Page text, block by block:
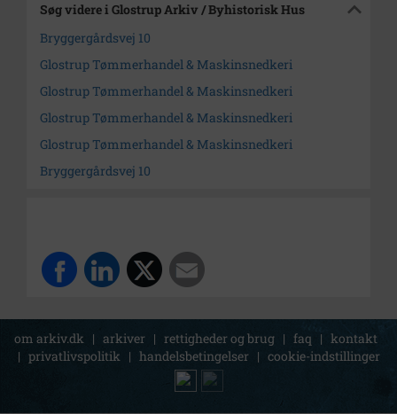
Søg videre i Glostrup Arkiv / Byhistorisk Hus
Bryggergårdsvej 10
Glostrup Tømmerhandel & Maskinsnedkeri
Glostrup Tømmerhandel & Maskinsnedkeri
Glostrup Tømmerhandel & Maskinsnedkeri
Glostrup Tømmerhandel & Maskinsnedkeri
Bryggergårdsvej 10
om arkiv.dk | arkiver | rettigheder og brug | faq | kontakt
| privatlivspolitik | handelsbetingelser | cookie-indstillinger